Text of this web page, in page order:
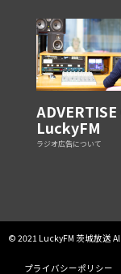
ADVERTISE
LuckyFM
ラジオ広告について
© 2021 LuckyFM 茨城放送
プライバシーポリシー